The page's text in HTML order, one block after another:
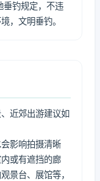
垂钓规定，不违
，文明垂钓。
近郊出游建议如
影响拍摄清晰
或有遮挡的廊
景台、展馆等，